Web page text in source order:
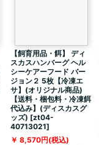
【飼育用品・餌】 ディ
スカスハンバーグ ヘル
シーケアーフード バー
ジョン２ 5枚【冷凍エ
サ】(オリジナル商品)
【送料・梱包料・冷凍餌
代込み】(ディスカスグ
ッズ) [zt04-
40713021]
8,570円(税込)